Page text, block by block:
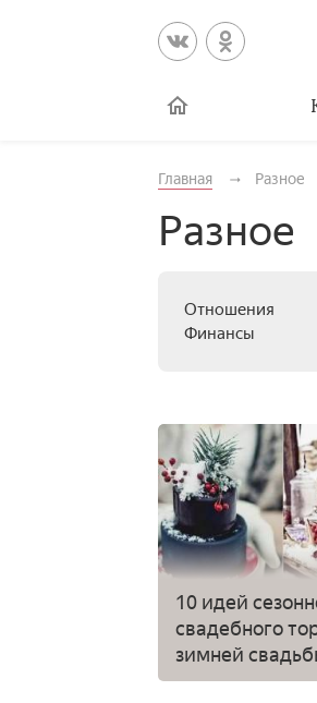
Главная Разное
Разное
Отношения
Финансы
10 идей
свадебного
зимней